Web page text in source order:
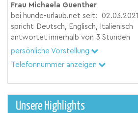
Frau Michaela Guenther
bei hunde-urlaub.net seit:
02.03.2021
spricht Deutsch, Englisch, Italienisch
antwortet innerhalb von 3 Stunden
persönliche Vorstellung
Telefonnummer anzeigen
Unsere Highlights